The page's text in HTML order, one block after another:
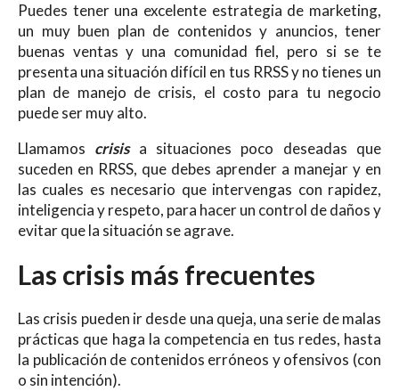
Puedes tener una excelente estrategia de marketing,
un muy buen plan de contenidos y anuncios, tener
buenas ventas y una comunidad fiel, pero si se te
presenta una situación difícil en tus RRSS y no tienes un
plan de manejo de crisis, el costo para tu negocio
puede ser muy alto.
Llamamos crisisa situaciones poco deseadas que
suceden en RRSS, que debes aprender a manejar y en
las cuales es necesario que intervengas con rapidez,
inteligencia y respeto, para hacer un control de daños y
evitar que la situación se agrave.
Las crisis más frecuentes
Las crisis pueden ir desde una queja, una serie de malas
prácticas que haga la competencia en tus redes, hasta
la publicación de contenidos erróneos y ofensivos (con
o sin intención).